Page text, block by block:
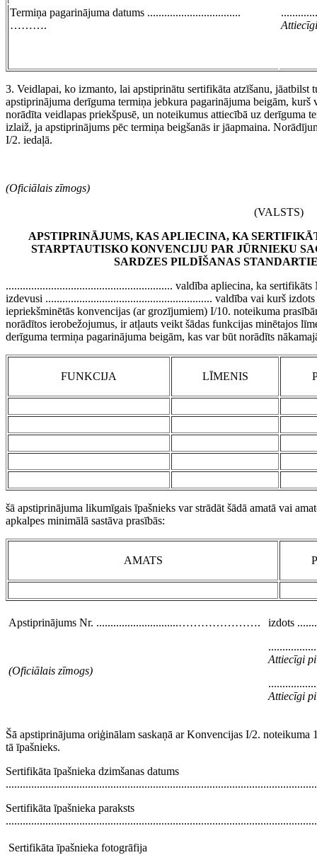
Termiņa pagarinājuma datums .................................
……….
3. Veidlapai, ko izmanto, lai apstiprinātu sertifikāta atzīšanu,
apstiprinājuma derīguma termiņa jebkura pagarinājuma beigām,
norādīta veidlapas priekšpusē, un noteikumus attiecībā uz derīguma
izlaiž, ja apstiprinājums pēc termiņa beigšanās ir jāapmaina.
I/2. iedaļā.
(Oficiālais zīmogs)
(VALSTS)
APSTIPRINĀJUMS, KAS APLIECINA, KA
STARPTAUTISKO KONVENCIJU PAR JŪRNIEKU
SARDZES PILDĪŠANAS
........................................................... valdība apliecina, ka
izdevusi ........................................................... valdība vai kurš
iepriekšminētās konvencijas (ar grozījumiem) I/10. noteikuma
norādītos ierobežojumus, ir atļauts veikt šādas funkcijas
derīguma termiņa pagarinājuma beigām, kas var būt norādīts
FUNKCIJA LĪMENIS
šā apstiprinājuma likumīgais īpašnieks var strādāt šādā amatā vai
apkalpes minimālā sastāva prasībās:
AMATS
Apstiprinājums Nr. .............................………………….
(Oficiālais zīmogs)
izdots
Attiecīgi
Attiecīgi
Šā apstiprinājuma oriģinālam saskaņā ar Konvencijas I/2.
tā īpašnieks.
Sertifikāta īpašnieka dzimšanas datums
Sertifikāta īpašnieka paraksts
Sertifikāta īpašnieka fotogrāfija